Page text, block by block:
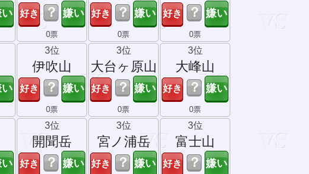
？
0票
？
0票
？
0票
3位
伊吹山
？
0票
3位
大台ヶ原山
？
0票
3位
大峰山
？
0票
3位
開聞岳
？
3位
宮ノ浦岳
？
3位
富士山
？